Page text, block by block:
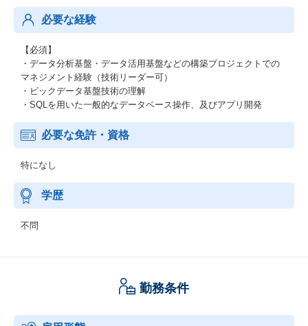
必要な経験
【必須】
・データ分析基盤・データ活用基盤などの構築プロジェクトでの
マネジメント経験（技術リーダー可）
・ビックデータ基盤技術の理解
・SQLを用いた一般的なデータベース操作、及びアプリ開発
必要な免許・資格
特になし
学歴
不問
勤務条件